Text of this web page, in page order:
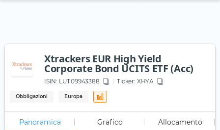
Xtrackers EUR High Yield
Corporate Bond UCITS ETF (Acc)
ISIN: LU1109943388 Ticker: XHYA
Obbligazioni Europa
Panoramica Grafico Allocamento